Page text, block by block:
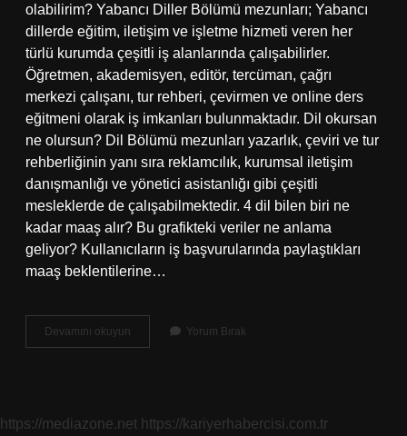
olabilirim? Yabancı Diller Bölümü mezunları; Yabancı
dillerde eğitim, iletişim ve işletme hizmeti veren her
türlü kurumda çeşitli iş alanlarında çalışabilirler.
Öğretmen, akademisyen, editör, tercüman, çağrı
merkezi çalışanı, tur rehberi, çevirmen ve online ders
eğitmeni olarak iş imkanları bulunmaktadır. Dil okursan
ne olursun? Dil Bölümü mezunları yazarlık, çeviri ve tur
rehberliğinin yanı sıra reklamcılık, kurumsal iletişim
danışmanlığı ve yönetici asistanlığı gibi çeşitli
mesleklerde de çalışabilmektedir. 4 dil bilen biri ne
kadar maaş alır? Bu grafikteki veriler ne anlama
geliyor? Kullanıcıların iş başvurularında paylaştıkları
maaş beklentilerine…
Devamını okuyun
Okuyan
Yorum Bırak
https://mediazone.net https://kariyerhabercisi.com.tr